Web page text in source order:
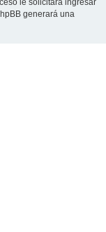
le solicitará ingresar
generará una